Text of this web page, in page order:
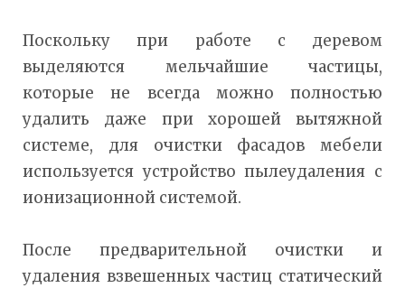
Поскольку при работе с деревом
выделяются мельчайшие частицы,
которые не всегда можно полностью
удалить даже при хорошей вытяжной
системе, для очистки фасадов мебели
используется устройство пылеудаления с
ионизационной системой.
После предварительной очистки и
удаления взвешенных частиц статический